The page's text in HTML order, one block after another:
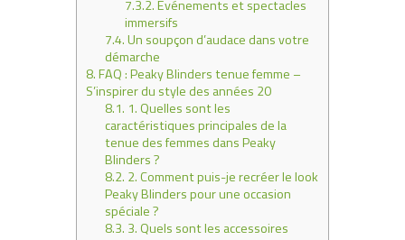
7.3.2.Événements et spectacles
immersifs
7.4.Un soupçon d’audace dans votre
démarche
8.FAQ : Peaky Blinders tenue femme –
S’inspirer du style des années 20
8.1. 1. Quelles sont les
caractéristiques principales de la
tenue des femmes dans Peaky
Blinders ?
8.2. 2. Comment puis-je recréer le look
Peaky Blinders pour une occasion
spéciale ?
8.3. 3. Quels sont les accessoires